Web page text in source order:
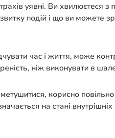
уявні. Ви хвилюєтеся
подій і що ви можете
час і життя, може
ніж виконувати в
корисно
на стані